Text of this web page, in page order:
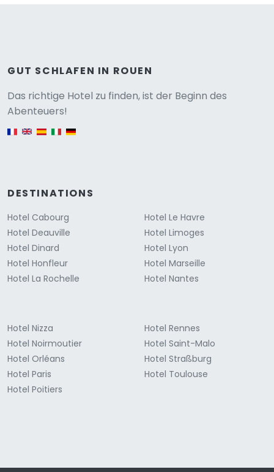
GUT SCHLAFEN IN ROUEN
Das richtige Hotel zu finden, ist der Beginn des
Abenteuers!
DESTINATIONS
Hotel Cabourg
Hotel Deauville
Hotel Dinard
Hotel Honfleur
Hotel La Rochelle
Hotel Le Havre
Hotel Limoges
Hotel Lyon
Hotel Marseille
Hotel Nantes
Hotel Nizza
Hotel Noirmoutier
Hotel Orléans
Hotel Paris
Hotel Poitiers
Hotel Rennes
Hotel Saint-Malo
Hotel Straßburg
Hotel Toulouse